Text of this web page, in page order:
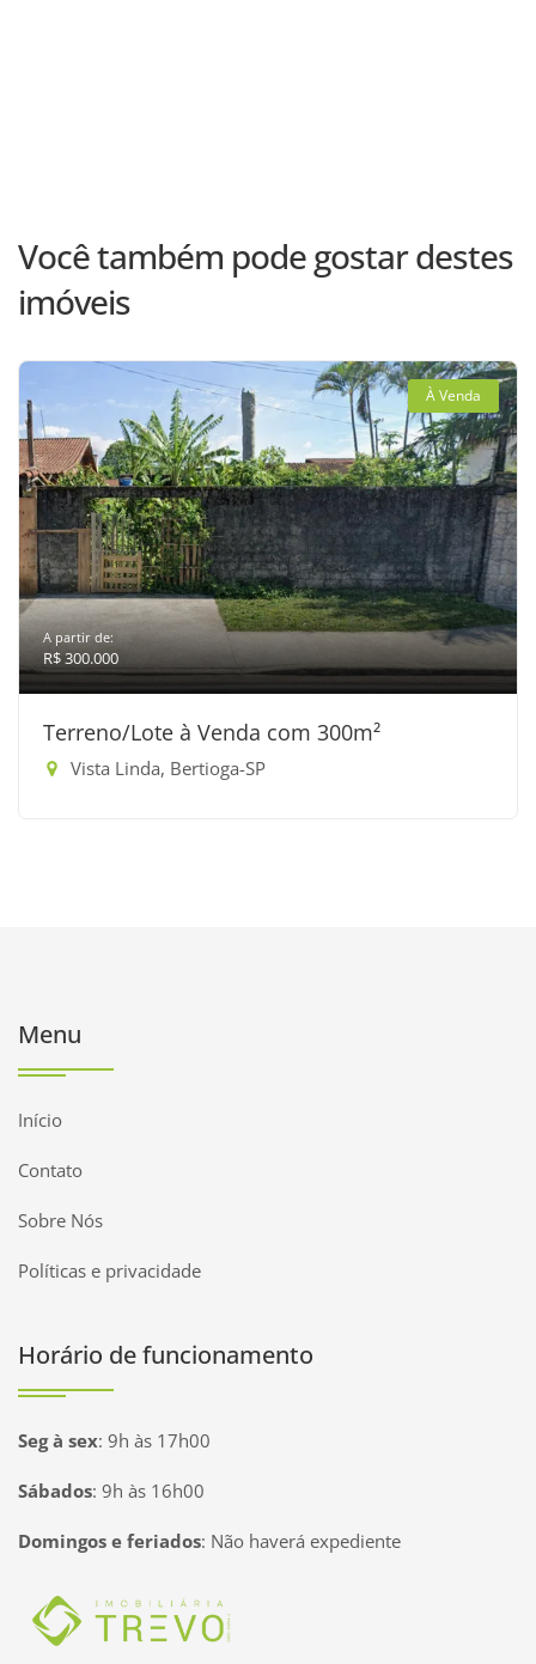
Você também pode gostar destes
imóveis
À Venda
A partir de:
R$ 300.000
Terreno/Lote à Venda com 300m²
Vista Linda, Bertioga-SP
Menu
Início
Contato
Sobre Nós
Políticas e privacidade
Horário de funcionamento
Seg à sex: 9h às 17h00
Sábados: 9h às 16h00
Domingos e feriados: Não haverá expediente
Página inicial